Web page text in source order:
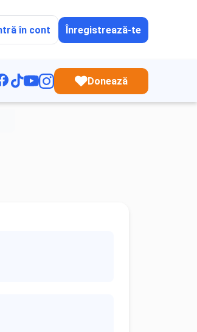
în cont Înregistrează-te
Donează